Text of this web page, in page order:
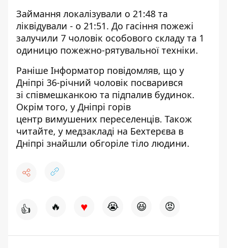
Займання локалізували о 21:48 та
ліквідували - о 21:51. До гасіння пожежі
залучили 7 чоловік особового складу та 1
одиницю пожежно-рятувальної техніки.
Раніше Інформатор повідомляв, що у
Дніпрі 36-річний чоловік посварився
зі співмешканкою та підпалив будинок.
Окрім того, у Дніпрі горів
центр вимушених переселенців. Також
читайте, у медзакладі на Бехтерєва в
Дніпрі знайшли обгоріле тіло людини.
👍 🔥 ♥ 😭 😆 😡